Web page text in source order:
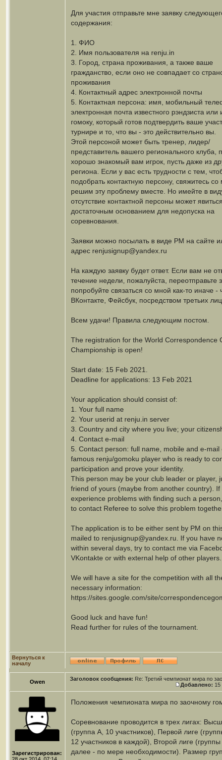
Для участия отправьте мне заявку
содержания:
1. ФИО
2. Имя пользователя на renju.in
3. Город, страна проживания, а также ваше
гражданство, если оно не совпадает со
проживания
4. Контактный адрес электронной почты
5. Контактная персона: имя, мобильный
электронная почта известного рэндзиста или
гомоку, который готов подтвердить ваше
турнире и то, что вы - это действительно вы.
Этой персоной может быть тренер, лидер/
представитель вашего регионального клуба,
хорошо знакомый вам игрок, пусть даже из
региона. Если у вас есть трудности с тем,
подобрать контактную персону, свяжитесь
решим эту проблему вместе. Но имейте в
отсутствие контактной персоны может
достаточным основанием для недопуска на
соревнования.
Заявки можно посылать в виде PM на сайте
адрес renjusignup@yandex.ru
На каждую заявку будет ответ. Если вам не
течение недели, пожалуйста, переотправьте
попробуйте связаться со мной как-то иначе -
ВКонтакте, Фейсбук, посредством третьих
Всем удачи! Правила следующим постом.
The registration for the World Correspondence
Championship is open!
Start date: 15 Feb 2021.
Deadline for applications: 13 Feb 2021
Your application should consist of:
1. Your full name
2. Your userid at renju.in server
3. Country and city where you live; your
4. Contact e-mail
5. Contact person: full name, mobile and e-mail
famous renju/gomoku player who is ready to
participation and prove your identity.
This person may be your club leader or player,
friend of yours (maybe from another country). If
experience problems with finding such a
to contact Referee to solve this problem
The application is to be either sent by PM on
mailed to renjusignup@yandex.ru. If you have
within several days, try to contact me via
VKontakte or with external help of other players.
We will have a site for the competition with all
necessary information:
https://sites.google.com/site/
Good luck and have fun!
Read further for rules of the tournament.
Вернуться к
началу
Owen Заголовок сообщения: Re: Третий чемпионат мира по
Добавлено: 15
Зарегистрирован:
Положения чемпионата мира по заочному
Соревнование проводится в трех лигах:
(группа А, 10 участников), Первой лиге
12 участников в каждой), Второй лиге (группы
далее - по мере необходимости). Размер